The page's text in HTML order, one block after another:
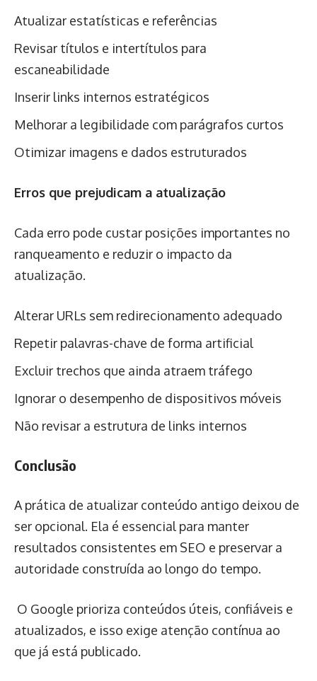
Atualizar estatísticas e referências
Revisar títulos e intertítulos para
escaneabilidade
Inserir links internos estratégicos
Melhorar a legibilidade com parágrafos curtos
Otimizar imagens e dados estruturados
Erros que prejudicam a atualização
Cada erro pode custar posições importantes no
ranqueamento e reduzir o impacto da
atualização.
Alterar URLs sem redirecionamento adequado
Repetir palavras-chave de forma artificial
Excluir trechos que ainda atraem tráfego
Ignorar o desempenho de dispositivos móveis
Não revisar a estrutura de links internos
Conclusão
A prática de atualizar conteúdo antigo deixou de
ser opcional. Ela é essencial para manter
resultados consistentes em SEO e preservar a
autoridade construída ao longo do tempo.
O Google prioriza conteúdos úteis, confiáveis e
atualizados, e isso exige atenção contínua ao
que já está publicado.